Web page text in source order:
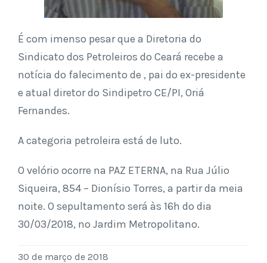
É com imenso pesar que a Diretoria do
Sindicato dos Petroleiros do Ceará recebe a
notícia do falecimento de , pai do ex-presidente
e atual diretor do Sindipetro CE/PI, Oriá
Fernandes.
A categoria petroleira está de luto.
O velório ocorre na PAZ ETERNA, na Rua Júlio
Siqueira, 854 – Dionísio Torres, a partir da meia
noite. O sepultamento será às 16h do dia
30/03/2018, no Jardim Metropolitano.
30 de março de 2018